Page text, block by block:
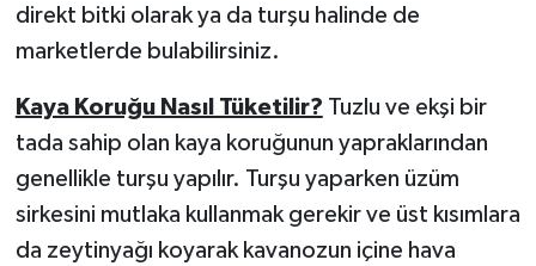
direkt bitki olarak ya da turşu halinde de
marketlerde bulabilirsiniz.
Kaya Koruğu Nasıl Tüketilir? Tuzlu ve ekşi bir
tada sahip olan kaya koruğunun yapraklarından
genellikle turşu yapılır. Turşu yaparken üzüm
sirkesini mutlaka kullanmak gerekir ve üst kısımlara
da zeytinyağı koyarak kavanozun içine hava